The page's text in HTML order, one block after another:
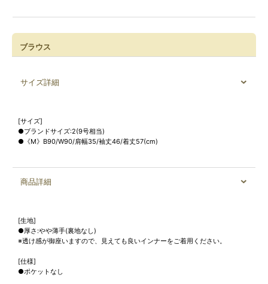
ブラウス
サイズ詳細
[サイズ]
●ブランドサイズ:2(9号相当)
●《M》B90/W90/肩幅35/袖丈46/着丈57(cm)
商品詳細
[生地]
●厚さ:やや薄手(裏地なし)
※透け感が御座いますので、見えても良いインナーをご着用ください。
[仕様]
●ポケットなし